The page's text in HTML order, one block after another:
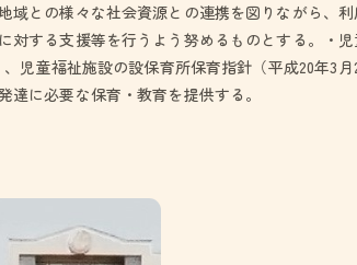
域との様々な社会資源との連携を図りながら、
対する支援等を行うよう努めるものとする。・
児童福祉施設の設保育所保育指針（平成20年3
達に必要な保育・教育を提供する。